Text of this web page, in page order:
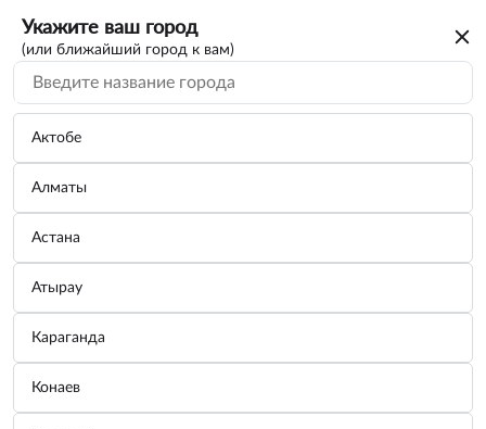
Укажите ваш город
(или ближайший город к вам)
Актобе
Алматы
Астана
Атырау
Караганда
Конаев